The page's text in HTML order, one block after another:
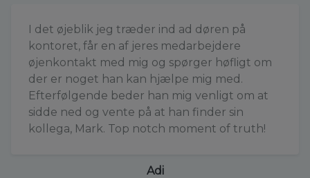
I det øjeblik jeg træder ind ad døren på
kontoret, får en af jeres medarbejdere
øjenkontakt med mig og spørger høfligt om
der er noget han kan hjælpe mig med.
Efterfølgende beder han mig venligt om at
sidde ned og vente på at han finder sin
kollega, Mark. Top notch moment of truth!
Adi